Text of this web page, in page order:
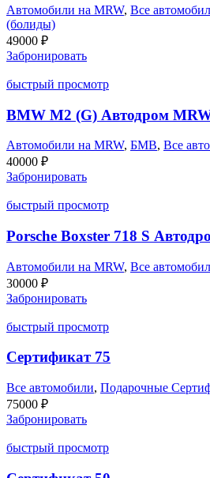
Автомобили на MRW, Все
(болиды)
49000 ₽
Забронировать
быстрый просмотр
BMW M2 (G) Автодром
Автомобили на MRW, БМВ, Все
40000 ₽
Забронировать
быстрый просмотр
Porsche Boxster 718 S
Автомобили на MRW, Все
30000 ₽
Забронировать
быстрый просмотр
Сертификат 75
Все автомобили, Подарочные
75000 ₽
Забронировать
быстрый просмотр